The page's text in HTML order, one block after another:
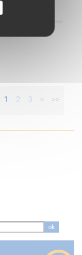
1 2 3 > >>
ok